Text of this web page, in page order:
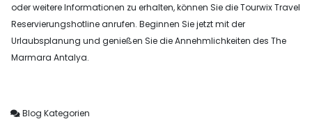
oder weitere Informationen zu erhalten, können Sie die Tourwix Travel
Reservierungshotline anrufen. Beginnen Sie jetzt mit der
Urlaubsplanung und genießen Sie die Annehmlichkeiten des The
Marmara Antalya.
Blog Kategorien